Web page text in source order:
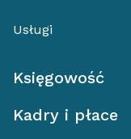
Usługi
Księgowość
Kadry i płace